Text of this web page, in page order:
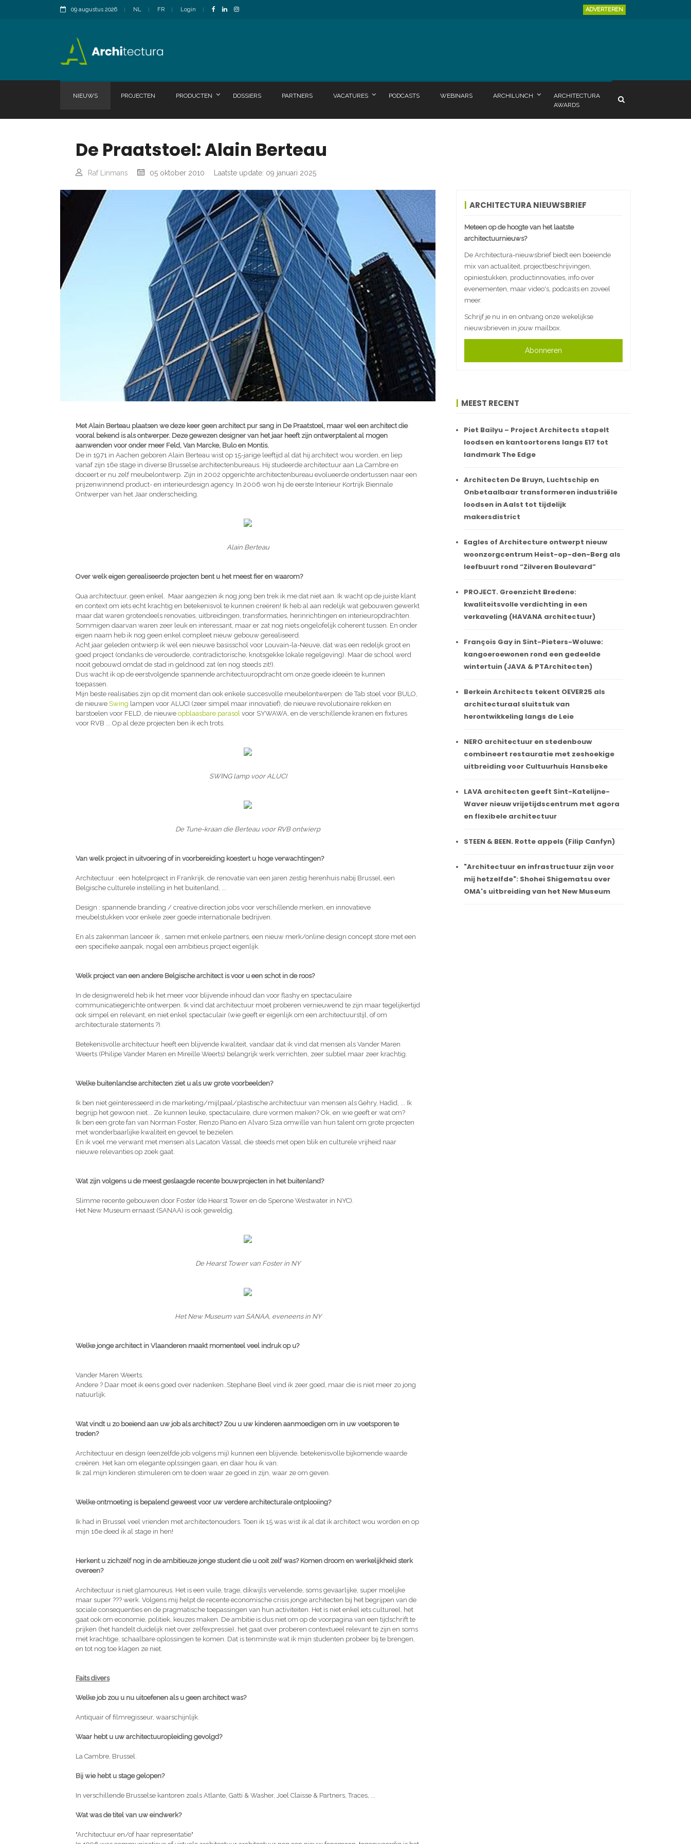
09 augustus 2026 NL FR Login ADVERTEREN
NIEUWS PROJECTEN PRODUCTEN DOSSIERS PARTNERS VACATURES PODCASTS WEBINARS ARCHILUNCH
ARCHITECTURA
AWARDS
De Praatstoel: Alain Berteau
Raf Linmans 05 oktober 2010 Laatste update: 09 januari 2025
Met Alain Berteau plaatsen we deze keer geen architect pur sang in De Praatstoel, maar wel een architect die
vooral bekend is als ontwerper. Deze gewezen designer van het jaar heeft zijn ontwerptalent al mogen
aanwenden voor onder meer Feld, Van Marcke, Bulo en Montis.
De in 1971 in Aachen geboren Alain Berteau wist op 15-jarige leeftijd al dat hij architect wou worden, en liep
vanaf zijn 16e stage in diverse Brusselse architectenbureaus. Hij studeerde architectuur aan La Cambre en
doceert er nu zelf meubelontwerp. Zijn in 2002 opgerichte architectenbureau evolueerde ondertussen naar een
prijzenwinnend product- en interieurdesign agency. In 2006 won hij de eerste Interieur Kortrijk Biennale
Ontwerper van het Jaar onderscheiding.
Alain Berteau
Over welk eigen gerealiseerde projecten bent u het meest fier en waarom?
Qua architectuur, geen enkel. Maar aangezien ik nog jong ben trek ik me dat niet aan. Ik wacht op de juiste klant
en context om iets echt krachtig en betekenisvol te kunnen creëren! Ik heb al aan redelijk wat gebouwen gewerkt
maar dat waren grotendeels renovaties, uitbreidingen, transformaties, herinrichtingen en interieuropdrachten.
Sommigen daarvan waren zeer leuk en interessant, maar er zat nog niets ongelofelijk coherent tussen. En onder
eigen naam heb ik nog geen enkel compleet nieuw gebouw gerealiseerd.
Acht jaar geleden ontwierp ik wel een nieuwe basisschol voor Louvain-la-Neuve, dat was een redelijk groot en
goed project (ondanks de verouderde, contradictorische, knotsgekke lokale regelgeving). Maar de school werd
nooit gebouwd omdat de stad in geldnood zat (en nog steeds zit!).
Dus wacht ik op de eerstvolgende spannende architectuuropdracht om onze goede ideeën te kunnen
toepassen.
Mijn beste realisaties zijn op dit moment dan ook enkele succesvolle meubelontwerpen: de Tab stoel voor BULO,
de nieuwe Swing lampen voor ALUCI (zeer simpel maar innovatief), de nieuwe revolutionaire rekken en
barstoelen voor FELD, de nieuwe opblaasbare parasol voor SYWAWA, en de verschillende kranen en fixtures
voor RVB ... Op al deze projecten ben ik ech trots.
SWING lamp voor ALUCI
De Tune-kraan die Berteau voor RVB ontwierp
Van welk project in uitvoering of in voorbereiding koestert u hoge verwachtingen?
Architectuur : een hotelproject in Frankrijk, de renovatie van een jaren zestig herenhuis nabij Brussel, een
Belgische culturele instelling in het buitenland, ...
Design : spannende branding / creative direction jobs voor verschillende merken, en innovatieve
meubelstukken voor enkele zeer goede internationale bedrijven.
En als zakenman lanceer ik , samen met enkele partners, een nieuw merk/online design concept store met een
een specifieke aanpak, nogal een ambitieus project eigenlijk.
Welk project van een andere Belgische architect is voor u een schot in de roos?
In de designwereld heb ik het meer voor blijvende inhoud dan voor flashy en spectaculaire
communicatiegerichte ontwerpen. Ik vind dat architectuur moet proberen vernieuwend te zijn maar tegelijkertijd
ook simpel en relevant, en niet enkel spectaculair (wie geeft er eigenlijk om een architectuurstijl, of om
architecturale statements ?).
Betekenisvolle architectuur heeft een blijvende kwaliteit, vandaar dat ik vind dat mensen als Vander Maren
Weerts (Philipe Vander Maren en Mireille Weerts) belangrijk werk verrichten, zeer subtiel maar zeer krachtig.
Welke buitenlandse architecten ziet u als uw grote voorbeelden?
Ik ben niet geïnteresseerd in de marketing/mijlpaal/plastische architectuur van mensen als Gehry, Hadid, ... Ik
begrijp het gewoon niet... Ze kunnen leuke, spectaculaire, dure vormen maken? Ok, en wie geeft er wat om?
Ik ben een grote fan van Norman Foster, Renzo Piano en Alvaro Siza omwille van hun talent om grote projecten
met wonderbaarlijke kwaliteit en gevoel te bezielen.
En ik voel me verwant met mensen als Lacaton Vassal, die steeds met open blik en culturele vrijheid naar
nieuwe relevanties op zoek gaat.
Wat zijn volgens u de meest geslaagde recente bouwprojecten in het buitenland?
Slimme recente gebouwen door Foster (de Hearst Tower en de Sperone Westwater in NYC).
Het New Museum ernaast (SANAA) is ook geweldig.
De Hearst Tower van Foster in NY
Het New Museum van SANAA, eveneens in NY
Welke jonge architect in Vlaanderen maakt momenteel veel indruk op u?
Vander Maren Weerts.
Andere ? Daar moet ik eens goed over nadenken..Stephane Beel vind ik zeer goed, maar die is niet meer zo jong
natuurlijk.
Wat vindt u zo boeiend aan uw job als architect? Zou u uw kinderen aanmoedigen om in uw voetsporen te
treden?
Architectuur en design (eenzelfde job volgens mij) kunnen een blijvende, betekenisvolle bijkomende waarde
creëren. Het kan om elegante oplssingen gaan, en daar hou ik van.
Ik zal mijn kinderen stimuleren om te doen waar ze goed in zijn, waar ze om geven.
Welke ontmoeting is bepalend geweest voor uw verdere architecturale ontplooiing?
Ik had in Brussel veel vrienden met architectenouders. Toen ik 15 was wist ik al dat ik architect wou worden en op
mijn 16e deed ik al stage in hen!
Herkent u zichzelf nog in de ambitieuze jonge student die u ooit zelf was? Komen droom en werkelijkheid sterk
overeen?
Architectuur is niet glamoureus. Het is een vuile, trage, dikwijls vervelende, soms gevaarlijke, super moelijke
maar super ??? werk. Volgens mij helpt de recente economische crisis jonge architecten bij het begrijpen van de
sociale consequenties en de pragmatische toepassingen van hun activiteiten. Het is niet enkel iets cultureel, het
gaat ook om economie, politiek, keuzes maken. De ambitie is dus niet om op de voorpagina van een tijdschrift te
prijken (het handelt duidelijk niet over zelfexpressie), het gaat over proberen contextueel relevant te zijn en soms
met krachtige, schaalbare oplossingen te komen. Dat is tenminste wat ik mijn studenten probeer bij te brengen,
en tot nog toe klagen ze niet.
Faits divers
Welke job zou u nu uitoefenen als u geen architect was?
Antiquair of filmregisseur, waarschijnlijk.
Waar hebt u uw architectuuropleiding gevolgd?
La Cambre, Brussel.
Bij wie hebt u stage gelopen?
In verschillende Brusselse kantoren zoals Atlante, Gatti & Washer, Joel Claisse & Partners, Traces, ...
Wat was de titel van uw eindwerk?
"Architectuur en/of haar representatie"
ARCHITECTURA NIEUWSBRIEF
Meteen op de hoogte van het laatste
architectuurnieuws?
De Architectura-nieuwsbrief biedt een boeiende
mix van actualiteit, projectbeschrijvingen,
opiniestukken, productinnovaties, info over
evenementen, maar video's, podcasts en zoveel
meer.
Schrijf je nu in en ontvang onze wekelijkse
nieuwsbrieven in jouw mailbox.
Abonneren
MEEST RECENT
Piet Bailyu – Project Architects stapelt
loodsen en kantoortorens langs E17 tot
landmark The Edge
Architecten De Bruyn, Luchtschip en
Onbetaalbaar transformeren industriële
loodsen in Aalst tot tijdelijk
makersdistrict
Eagles of Architecture ontwerpt nieuw
woonzorgcentrum Heist-op-den-Berg als
leefbuurt rond “Zilveren Boulevard”
PROJECT. Groenzicht Bredene:
kwaliteitsvolle verdichting in een
verkaveling (HAVANA architectuur)
François Gay in Sint-Pieters-Woluwe:
kangoeroewonen rond een gedeelde
wintertuin (JAVA & PTArchitecten)
Berkein Architects tekent OEVER25 als
architecturaal sluitstuk van
herontwikkeling langs de Leie
NERO architectuur en stedenbouw
combineert restauratie met zeshoekige
uitbreiding voor Cultuurhuis Hansbeke
LAVA architecten geeft Sint-Katelijne-
Waver nieuw vrijetijdscentrum met agora
en flexibele architectuur
STEEN & BEEN. Rotte appels (Filip Canfyn)
"Architectuur en infrastructuur zijn voor
mij hetzelfde": Shohei Shigematsu over
OMA's uitbreiding van het New Museum